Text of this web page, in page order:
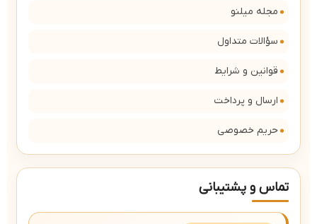
مجله میلنو
سؤالات متداول
قوانین و شرایط
ارسال و پرداخت
حریم خصوصی
تماس و پشتیبانی